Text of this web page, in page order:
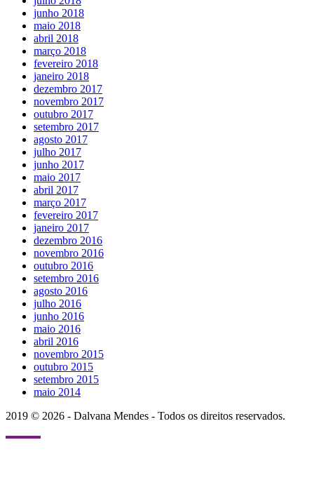
junho 2018
maio 2018
abril 2018
março 2018
fevereiro 2018
janeiro 2018
dezembro 2017
novembro 2017
outubro 2017
setembro 2017
agosto 2017
julho 2017
junho 2017
maio 2017
abril 2017
março 2017
fevereiro 2017
janeiro 2017
dezembro 2016
novembro 2016
outubro 2016
setembro 2016
agosto 2016
julho 2016
junho 2016
maio 2016
abril 2016
novembro 2015
outubro 2015
setembro 2015
maio 2014
2019 © 2026 - Dalvana Mendes - Todos os direitos reservados.